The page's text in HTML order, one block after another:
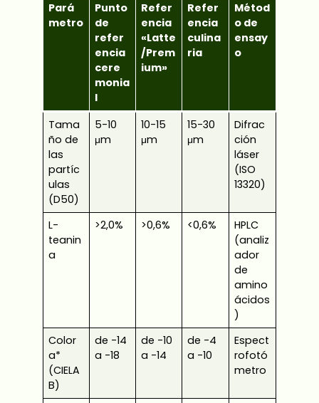
Pará
metro
Punto
de
refer
encia
cere
monia
l
Refer
encia
«Latte
/Prem
ium»
Refer
encia
culina
ria
Métod
o de
ensay
o
Tama
ño de
las
partíc
ulas
(D50)
5-10
μm
10-15
μm
15-30
μm
Difrac
ción
láser
(ISO
13320)
L-
teanin
a
>2,0% >0,6% <0,6%
HPLC
(analiz
ador
de
amino
ácidos
)
Color
a*
(CIELA
B)
de -14
a -18
de -10
a -14
de -4
a -10
Espect
rofotó
metro